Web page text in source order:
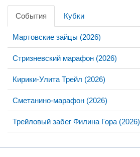
События Кубки
Мартовские зайцы (2026)
Стризневский марафон (2026)
Кирики-Улита Трейл (2026)
Сметанино-марафон (2026)
Трейловый забег Филина Гора (2026)